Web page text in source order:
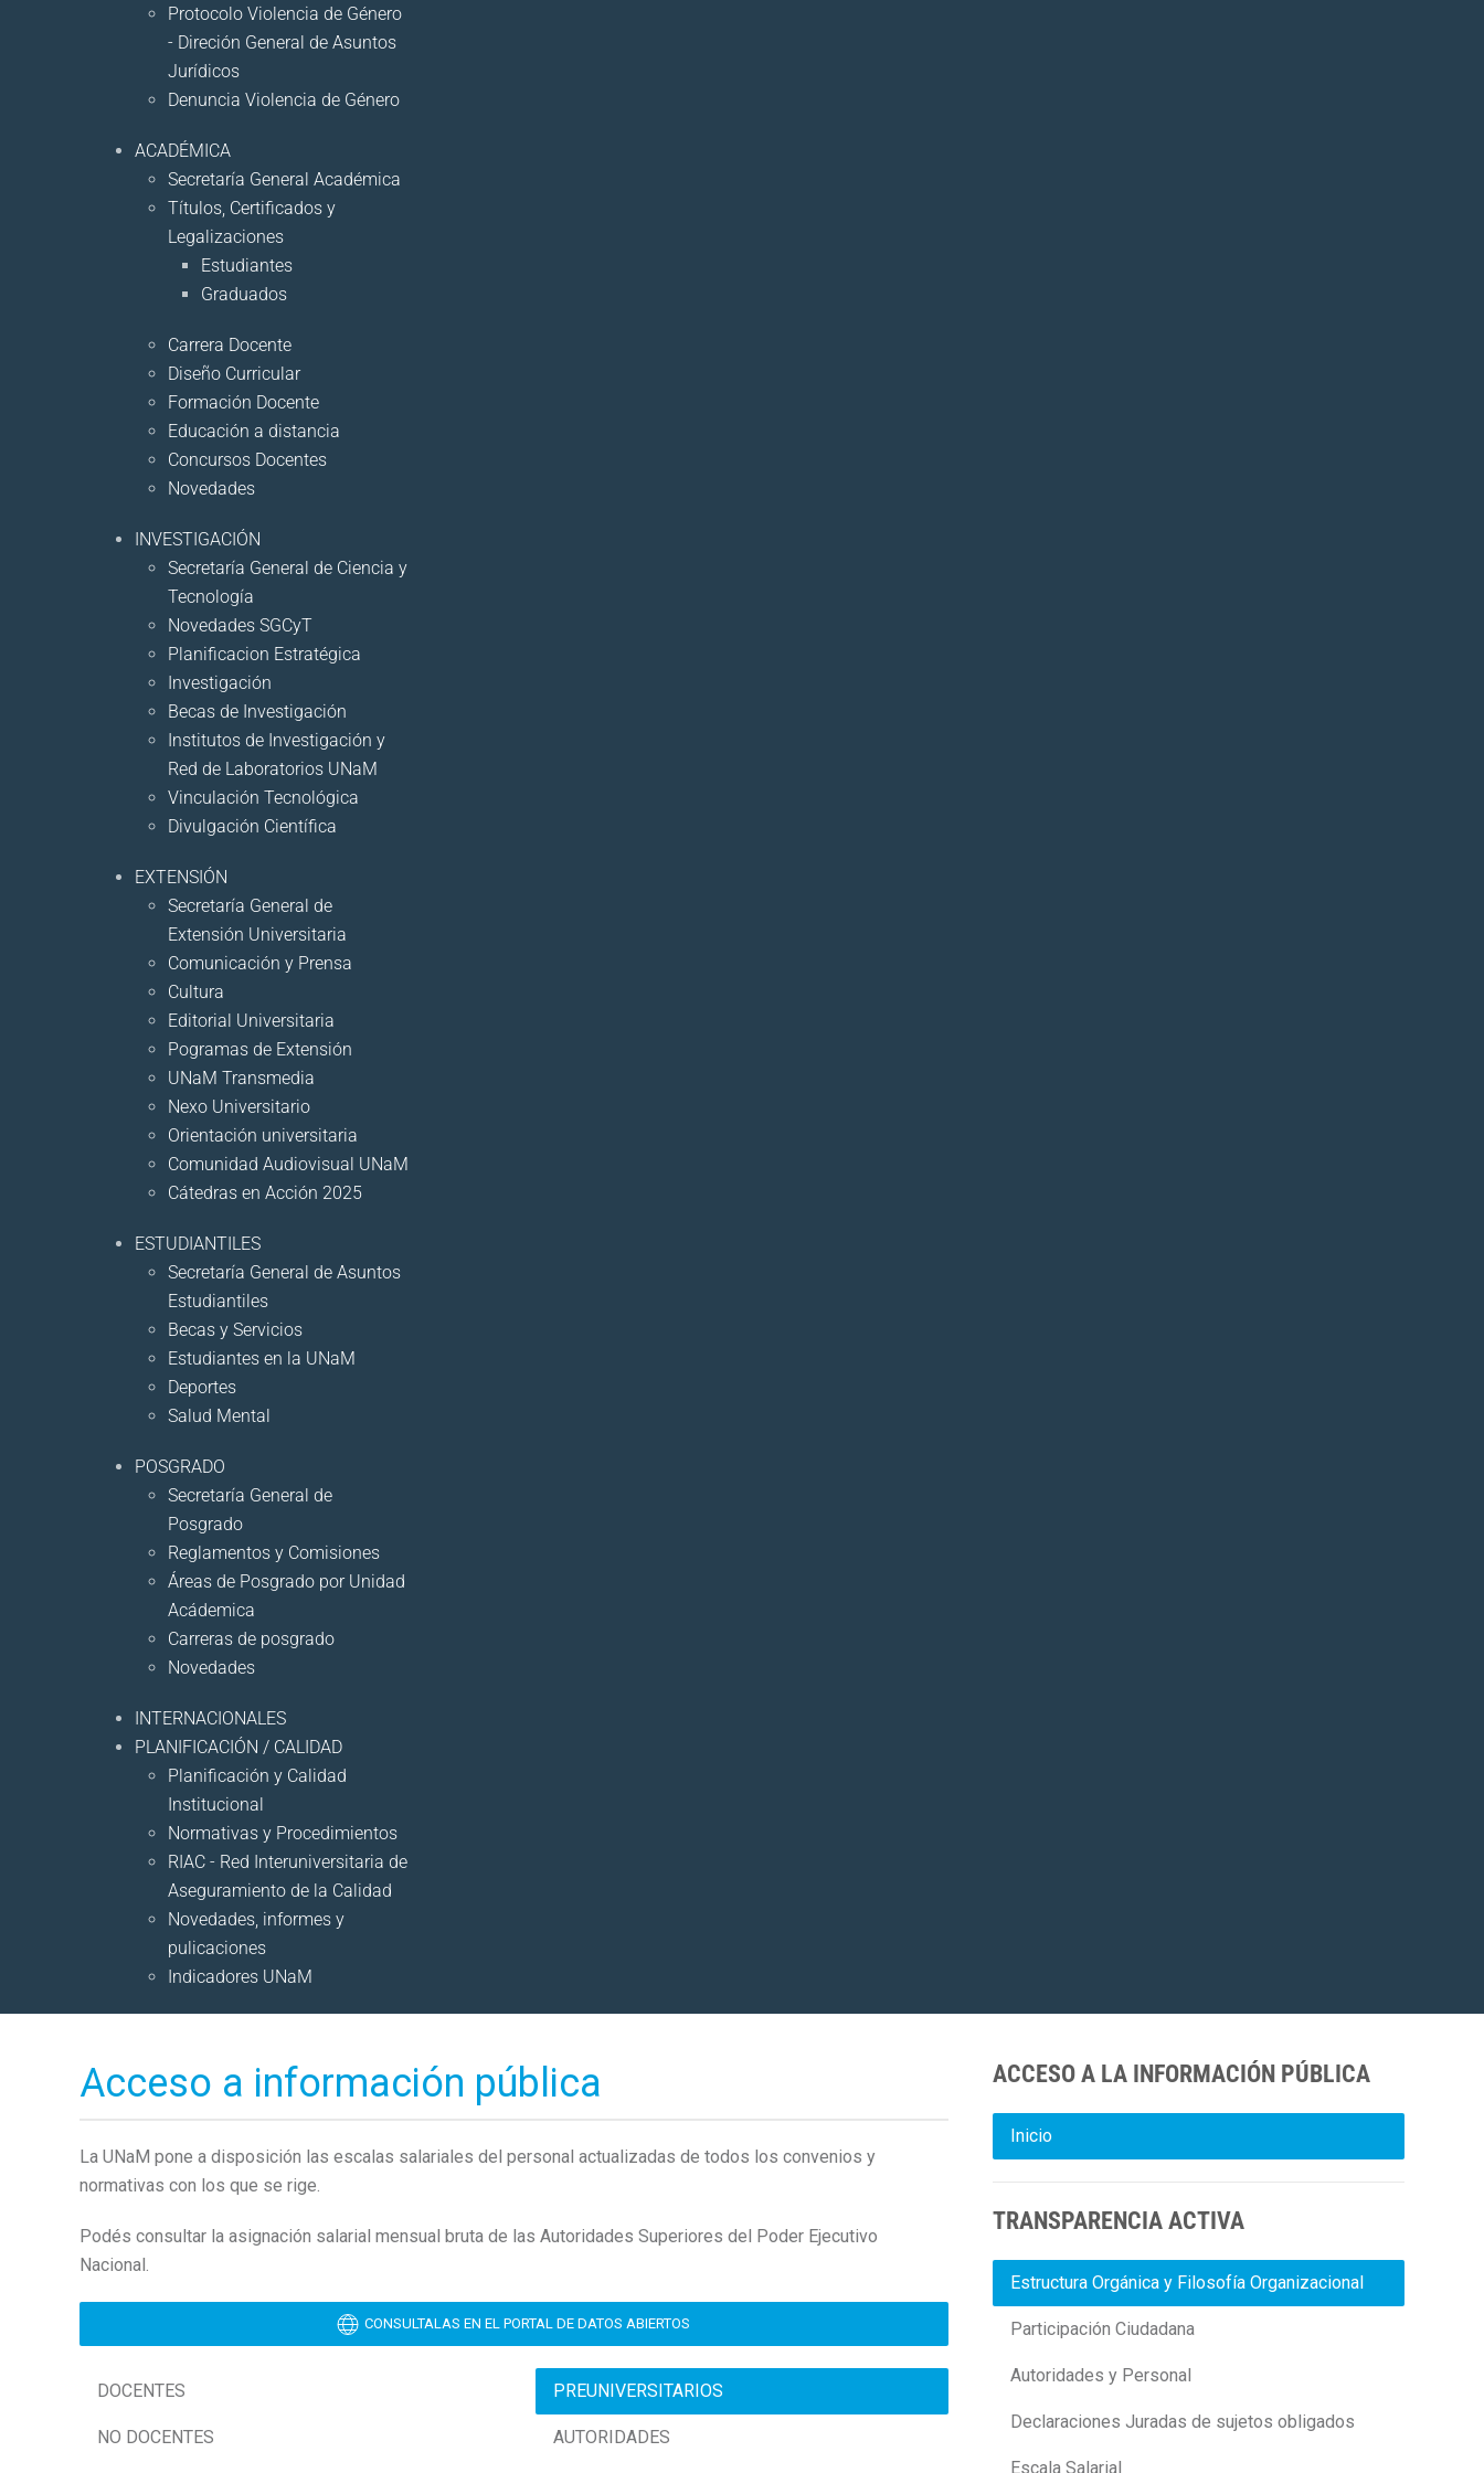
Protocolo Violencia de Género
- Direción General de Asuntos
Jurídicos
Denuncia Violencia de Género
ACADÉMICA
Secretaría General Académica
Títulos, Certificados y
Legalizaciones
Estudiantes
Graduados
Carrera Docente
Diseño Curricular
Formación Docente
Educación a distancia
Concursos Docentes
Novedades
INVESTIGACIÓN
Secretaría General de Ciencia y
Tecnología
Novedades SGCyT
Planificacion Estratégica
Investigación
Becas de Investigación
Institutos de Investigación y
Red de Laboratorios UNaM
Vinculación Tecnológica
Divulgación Científica
EXTENSIÓN
Secretaría General de
Extensión Universitaria
Comunicación y Prensa
Cultura
Editorial Universitaria
Pogramas de Extensión
UNaM Transmedia
Nexo Universitario
Orientación universitaria
Comunidad Audiovisual UNaM
Cátedras en Acción 2025
ESTUDIANTILES
Secretaría General de Asuntos
Estudiantiles
Becas y Servicios
Estudiantes en la UNaM
Deportes
Salud Mental
POSGRADO
Secretaría General de
Posgrado
Reglamentos y Comisiones
Áreas de Posgrado por Unidad
Acádemica
Carreras de posgrado
Novedades
INTERNACIONALES
PLANIFICACIÓN / CALIDAD
Planificación y Calidad
Institucional
Normativas y Procedimientos
RIAC - Red Interuniversitaria de
Aseguramiento de la Calidad
Novedades, informes y
pulicaciones
Indicadores UNaM
Acceso a información pública
La UNaM pone a disposición las escalas salariales del personal actualizadas de todos los convenios y
normativas con los que se rige.
Podés consultar la asignación salarial mensual bruta de las Autoridades Superiores del Poder Ejecutivo
Nacional.
CONSULTALAS EN EL PORTAL DE DATOS ABIERTOS
DOCENTES
NO DOCENTES
PREUNIVERSITARIOS
AUTORIDADES
ACCESO A LA INFORMACIÓN PÚBLICA
Inicio
TRANSPARENCIA ACTIVA
Estructura Orgánica y Filosofía Organizacional
Participación Ciudadana
Autoridades y Personal
Declaraciones Juradas de sujetos obligados
Escala Salarial